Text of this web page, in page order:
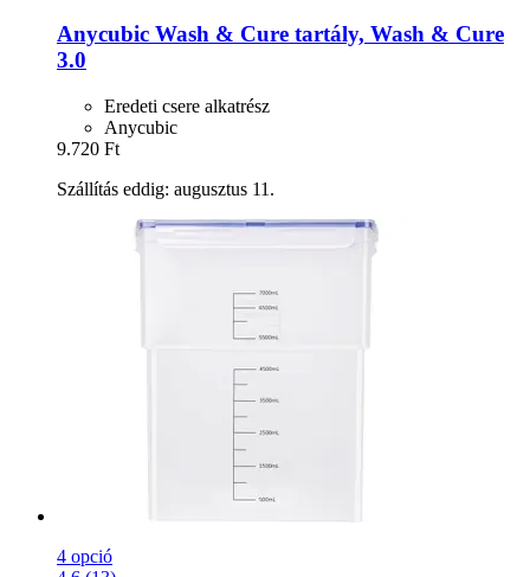
Anycubic Wash & Cure tartály, Wash & Cure
3.0
Eredeti csere alkatrész
Anycubic
9.720 Ft
Szállítás eddig: augusztus 11.
4 opció